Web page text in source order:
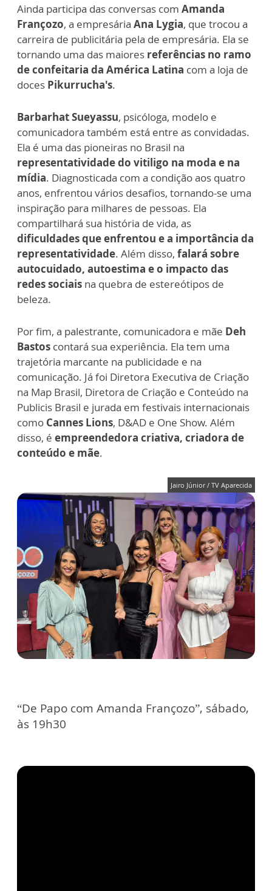
Ainda participa das conversas com Amanda
Françozo, a empresária Ana Lygia, que trocou a
carreira de publicitária pela de empresária. Ela se
tornando uma das maiores referências no ramo
de confeitaria da América Latina com a loja de
doces Pikurrucha's.
Barbarhat Sueyassu, psicóloga, modelo e
comunicadora também está entre as convidadas.
Ela é uma das pioneiras no Brasil na
representatividade do vitiligo na moda e na
mídia. Diagnosticada com a condição aos quatro
anos, enfrentou vários desafios, tornando-se uma
inspiração para milhares de pessoas. Ela
compartilhará sua história de vida, as
dificuldades que enfrentou e a importância da
representatividade. Além disso, falará sobre
autocuidado, autoestima e o impacto das
redes sociais na quebra de estereótipos de
beleza.
Por fim, a palestrante, comunicadora e mãe Deh
Bastos contará sua experiência. Ela tem uma
trajetória marcante na publicidade e na
comunicação. Já foi Diretora Executiva de Criação
na Map Brasil, Diretora de Criação e Conteúdo na
Publicis Brasil e jurada em festivais internacionais
como Cannes Lions, D&AD e One Show. Além
disso, é empreendedora criativa, criadora de
conteúdo e mãe.
Jairo Júnior / TV Aparecida
“De Papo com Amanda Françozo”, sábado,
às 19h30